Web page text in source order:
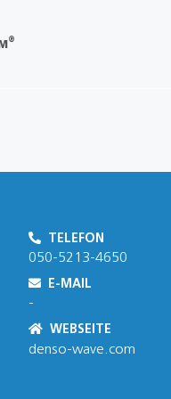
®
TELEFON
050-5213-4650
E-MAIL
-
WEBSEITE
denso-wave.com